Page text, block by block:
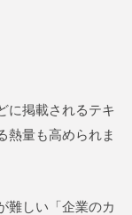
に掲載されるテキ
熱量も高められま
難しい「企業のカ